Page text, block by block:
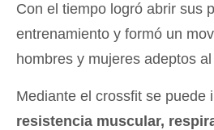
Con el tiempo logró abrir sus
entrenamiento y formó un
hombres y mujeres adeptos al
Mediante el crossfit se puede
resistencia muscular,